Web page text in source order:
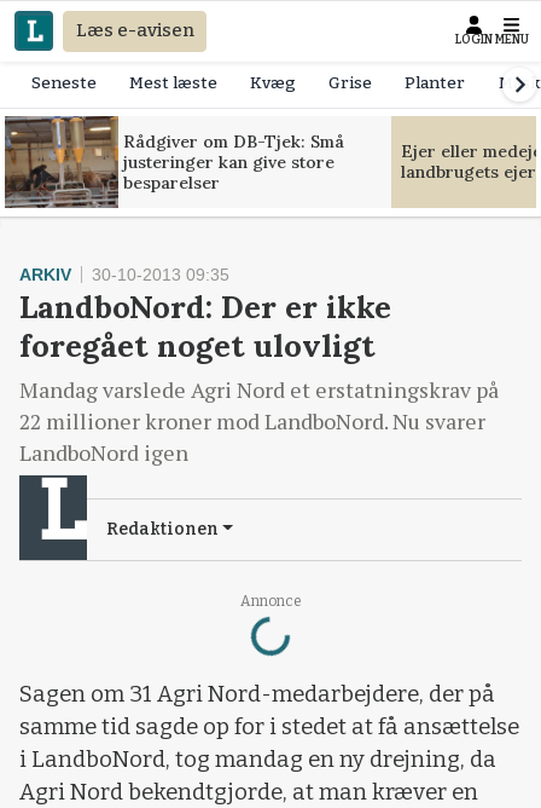
Læs e-avisen LOGIN MENU
Seneste Mest læste Kvæg Grise Planter
Rådgiver om DB-Tjek: Små
justeringer kan give store
besparelser
Ejer eller
landbrugets
Annonce
Loading...
ARKIV 30-10-2013 09:35
LandboNord: Der er ikke
foregået noget ulovligt
Mandag varslede Agri Nord et erstatningskrav på
22 millioner kroner mod LandboNord. Nu svarer
LandboNord igen
Redaktionen
Sagen om 31 Agri Nord-medarbejdere, der på
samme tid sagde op for i stedet at få ansættelse
i LandboNord, tog mandag en ny drejning, da
Agri Nord bekendtgjorde, at man kræver en